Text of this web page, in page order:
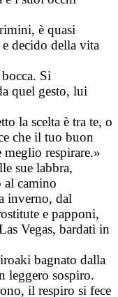
è quasi
decido della vita
Si
quel gesto, lui
la scelta è tra te, o
che il tuo buon
meglio respirare.»
sue labbra,
al camino
inverno, dal
e papponi,
Vegas, bardati in
bagnato dalla
leggero sospiro.
il respiro si fece